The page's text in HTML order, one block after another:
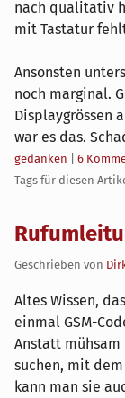
nach qualitativ
mit Tastatur
Ansonsten
noch marginal.
Displaygrössen
war es das.
Kategorien:
gedanken
6
Tags für diesen
Geschrieben von
Altes Wissen,
einmal GSM-
Anstatt mühsam
suchen, mit
kann man sie